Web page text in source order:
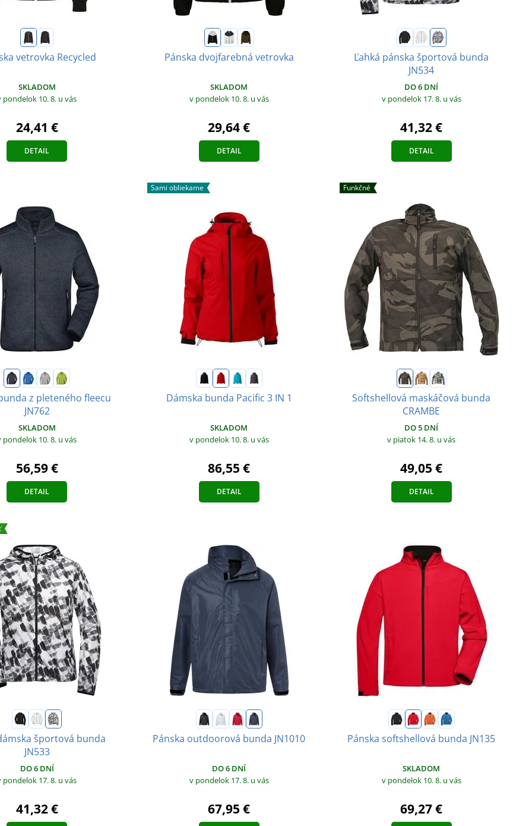
vetrovka Recycled
SKLADOM
pondelok 10. 8. u vás
24,41 €
DETAIL
Pánska dvojfarebná vetrovka
SKLADOM
v pondelok 10. 8. u vás
29,64 €
DETAIL
Ľahká pánska športová bunda
JN534
DO 6 DNÍ
v pondelok 17. 8. u vás
41,32 €
DETAIL
z pleteného fleecu
JN762
SKLADOM
pondelok 10. 8. u vás
56,59 €
DETAIL
Sami obliekame
Dámska bunda Pacific 3 IN 1
SKLADOM
v pondelok 10. 8. u vás
86,55 €
DETAIL
Funkčné
Softshellová maskáčová bunda
CRAMBE
DO 5 DNÍ
v piatok 14. 8. u vás
49,05 €
DETAIL
športová bunda
JN533
DO 6 DNÍ
pondelok 17. 8. u vás
41,32 €
Pánska outdoorová bunda JN1010
DO 6 DNÍ
v pondelok 17. 8. u vás
67,95 €
Pánska softshellová bunda JN135
SKLADOM
v pondelok 10. 8. u vás
69,27 €